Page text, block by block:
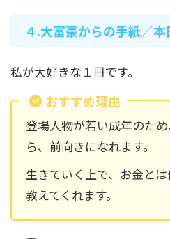
４.大富豪からの手紙／本
私が大好きな１冊です。
おすすめ理由
登場人物が若い成年のた
ら、前向きになれます。
生きていく上で、お金と
教えてくれます。